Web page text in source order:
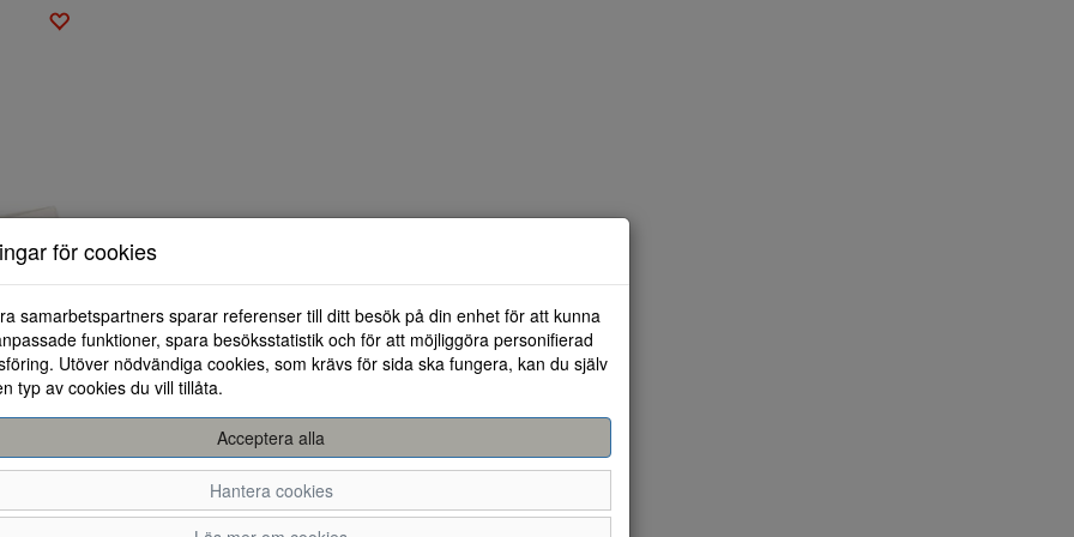
Espadrillos Tommy Hilfiger FLAG CANVAS ESPADRILLE
42
för cookies
samarbetspartners sparar referenser till ditt besök på din enhet för att kunna
funktioner, spara besöksstatistik och för att möjliggöra personifierad
Utöver nödvändiga cookies, som krävs för sida ska fungera, kan du själv
typ av cookies du vill tillåta.
Acceptera alla
Hantera cookies